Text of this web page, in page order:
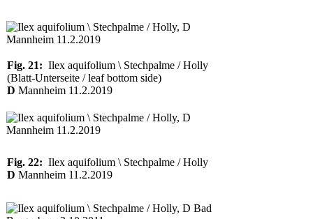
Fig. 21: Ilex aquifolium \ Stechpalme / Holly
(Blatt-Unterseite / leaf bottom side)
D Mannheim 11.2.2019
Fig. 22: Ilex aquifolium \ Stechpalme / Holly
D Mannheim 11.2.2019